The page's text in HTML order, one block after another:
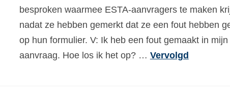
besproken waarmee ESTA-aanvragers te maken
nadat ze hebben gemerkt dat ze een fout hebben
op hun formulier. V: Ik heb een fout gemaakt in mijn
aanvraag. Hoe los ik het op? … Vervolgd